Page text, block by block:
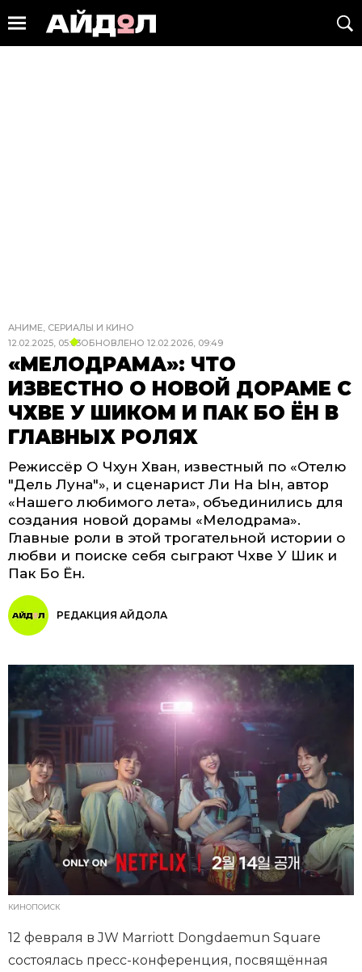
АНИМЕ, СЕРИАЛЫ И КИНО
12.02.2025, 05:03ОБНОВЛЕНО 12.02.2026, 09:49
«МЕЛОДРАМА»: ЧТО
ИЗВЕСТНО О НОВОЙ ДОРАМЕ С
ЧХВЕ У ШИКОМ И ПАК БО ЁН В
ГЛАВНЫХ РОЛЯХ
Режиссёр О Чхун Хван, известный по «Отелю
"Дель Луна"», и сценарист Ли На Ын, автор
«Нашего любимого лета», объединились для
создания новой дорамы «Мелодрама».
Главные роли в этой трогательной истории о
любви и поиске себя сыграют Чхве У Шик и
Пак Бо Ён.
РЕДАКЦИЯ АЙДОЛА
КИНОПОИСК
12 февраля в JW Marriott Dongdaemun Square
состоялась пресс-конференция, посвящённая